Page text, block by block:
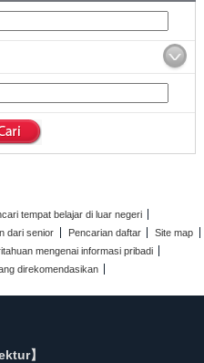
tempat belajar di luar negeri
dari senior Pencarian daftar
Site map
mengenai informasi pribadi
direkomendasikan
】